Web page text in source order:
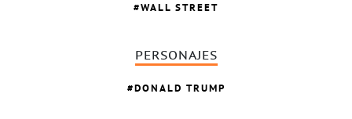
WALL STREET
PERSONAJES
DONALD TRUMP